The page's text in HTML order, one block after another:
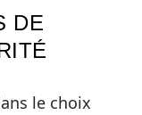
DE
le choix